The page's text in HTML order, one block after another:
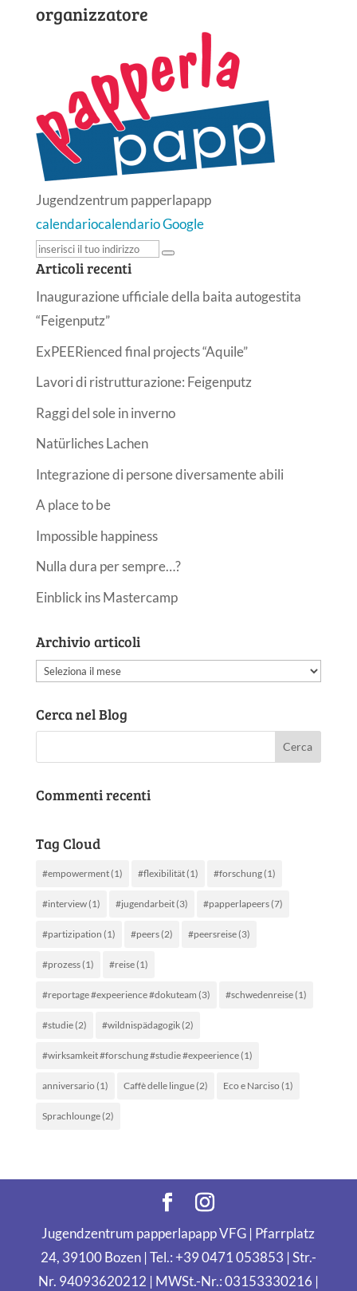
organizzatore
Jugendzentrum papperlapapp
calendariocalendario Google
Articoli recenti
Inaugurazione ufficiale della baita autogestita
“Feigenputz”
ExPEERienced final projects “Aquile”
Lavori di ristrutturazione: Feigenputz
Raggi del sole in inverno
Natürliches Lachen
Integrazione di persone diversamente abili
A place to be
Impossible happiness
Nulla dura per sempre…?
Einblick ins Mastercamp
Archivio articoli
Archivio
Cerca nel Blog
Commenti recenti
Tag Cloud
#empowerment(1) #flexibilität(1) #forschung(1)
#interview(1) #jugendarbeit(3) #papperlapeers(7)
#partizipation (1) #peers(2) #peersreise(3)
#prozess(1) #reise(1)
#reportage #expeerience #dokuteam (3) #schwedenreise(1)
#studie(2) #wildnispädagogik(2)
#wirksamkeit #forschung #studie #expeerience(1)
anniversario (1) Caffè delle lingue(2) Eco e Narciso (1)
Sprachlounge(2)
Jugendzentrum papperlapapp VFG | Pfarrplatz
24, 39100 Bozen | Tel.: +39 0471 053853 | Str.-
Nr. 94093620212 | MWSt.-Nr.: 03153330216 |